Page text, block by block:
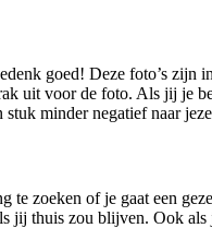
goed! Deze foto’s
uit voor de foto. Als jij
stuk minder negatief naar
zoeken of je gaat een
jij thuis zou blijven. Ook